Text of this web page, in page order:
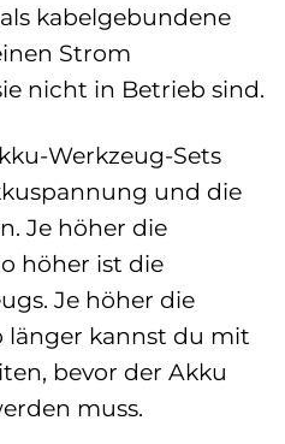
kabelgebundene
Strom
nicht in Betrieb sind.
Werkzeug-Sets
und die
Je höher die
höher ist die
Je höher die
länger kannst du mit
bevor der Akku
muss.